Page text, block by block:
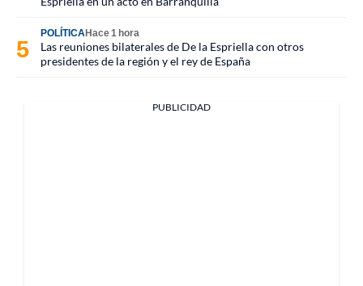
POLÍTICAHace 1 hora
Las reuniones bilaterales de De la Espriella con otros
presidentes de la región y el rey de España
PUBLICIDAD